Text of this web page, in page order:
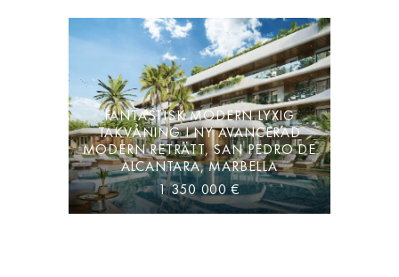
FANTASTISK MODERN LYXIG
TAKVÅNING I NY AVANCERAD
MODERN RETRÄTT, SAN PEDRO DE
ALCANTARA, MARBELLA
1 350 000 €